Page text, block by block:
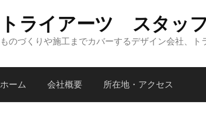
トライアーツ スタッ
ものづくりや施工までカバーするデザイン会社、ト
ホーム 会社概要 所在地・アクセス